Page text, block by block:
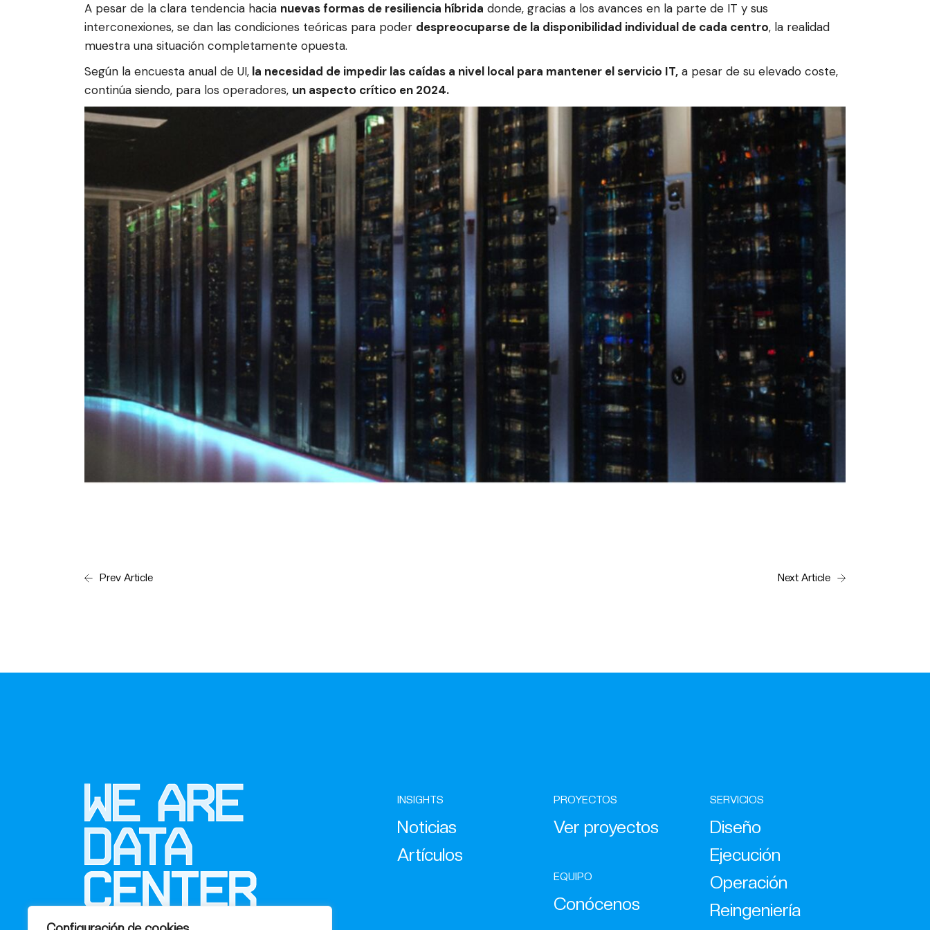
A pesar de la clara tendencia hacia nuevas formas de resiliencia híbrida donde, gracias a los avances en la parte de IT y sus
interconexiones, se dan las condiciones teóricas para poder despreocuparse de la disponibilidad individual de cada centro, la realidad
muestra una situación completamente opuesta.
Según la encuesta anual de UI, la necesidad de impedir las caídas a nivel local para mantener el servicio IT, a pesar de su elevado coste,
continúa siendo, para los operadores, un aspecto crítico en 2024.
Prev Article Next Article
INSIGHTS
Noticias
Artículos
PROYECTOS
Ver proyectos
EQUIPO
Conócenos
SERVICIOS
Diseño
Ejecución
Operación
Reingeniería